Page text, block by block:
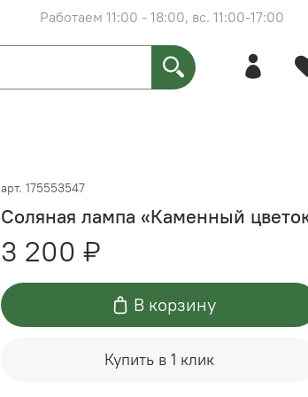
Работаем 11:00 - 18:00, вс. 11:00-17:00
арт. 175553547
Соляная лампа «Каменный
3 200 ₽
В корзину
Купить в 1 клик